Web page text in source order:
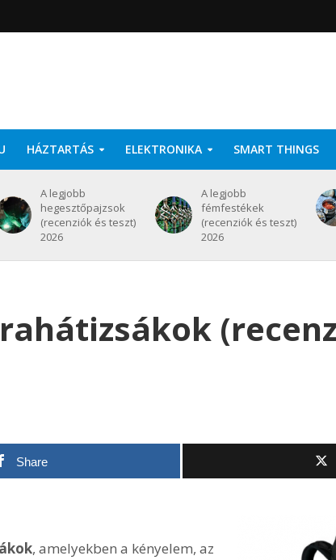
HÁZTARTÁS ELEKTRONIKA SMART THINGS
A legjobb
hegesztőpajzsok
(recenziók és teszt)
2026
A legjobb
fémfestékek
(recenziók és teszt)
2026
Share
, amelyekben a kényelem, az